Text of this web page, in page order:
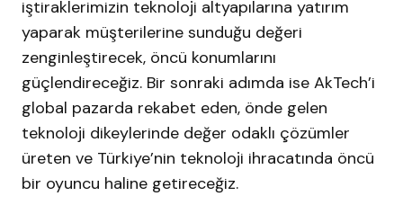
iştiraklerimizin teknoloji altyapılarına yatırım
yaparak müşterilerine sunduğu değeri
zenginleştirecek, öncü konumlarını
güçlendireceğiz. Bir sonraki adımda ise AkTech’i
global pazarda rekabet eden, önde gelen
teknoloji dikeylerinde değer odaklı çözümler
üreten ve Türkiye’nin teknoloji ihracatında öncü
bir oyuncu haline getireceğiz.